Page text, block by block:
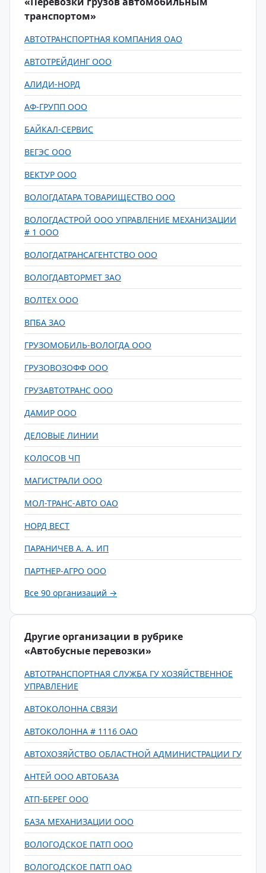
транспортом»
АВТОТРАНСПОРТНАЯ КОМПАНИЯ ОАО
АВТОТРЕЙДИНГ ООО
АЛИДИ-НОРД
АФ-ГРУПП ООО
БАЙКАЛ-СЕРВИС
ВЕГЭС ООО
ВЕКТУР ООО
ВОЛОГДАТАРА ТОВАРИЩЕСТВО ООО
ВОЛОГДАСТРОЙ ООО УПРАВЛЕНИЕ МЕХАНИЗАЦИИ
# 1 ООО
ВОЛОГДАТРАНСАГЕНТСТВО ООО
ВОЛОГДАВТОРМЕТ ЗАО
ВОЛТЕХ ООО
ВПБА ЗАО
ГРУЗОМОБИЛЬ-ВОЛОГДА ООО
ГРУЗОВОЗОФФ ООО
ГРУЗАВТОТРАНС ООО
ДАМИР ООО
ДЕЛОВЫЕ ЛИНИИ
КОЛОСОВ ЧП
МАГИСТРАЛИ ООО
МОЛ-ТРАНС-АВТО ОАО
НОРД ВЕСТ
ПАРАНИЧЕВ А. А. ИП
ПАРТНЕР-АГРО ООО
Все 90 организаций →
Другие организации в рубрике
«Автобусные перевозки»
АВТОТРАНСПОРТНАЯ СЛУЖБА ГУ ХОЗЯЙСТВЕННОЕ
УПРАВЛЕНИЕ
АВТОКОЛОННА СВЯЗИ
АВТОКОЛОННА # 1116 ОАО
АВТОХОЗЯЙСТВО ОБЛАСТНОЙ АДМИНИСТРАЦИИ ГУ
АНТЕЙ ООО АВТОБАЗА
АТП-БЕРЕГ ООО
БАЗА МЕХАНИЗАЦИИ ООО
ВОЛОГОДСКОЕ ПАТП ООО
ВОЛОГОДСКОЕ ПАТП ОАО